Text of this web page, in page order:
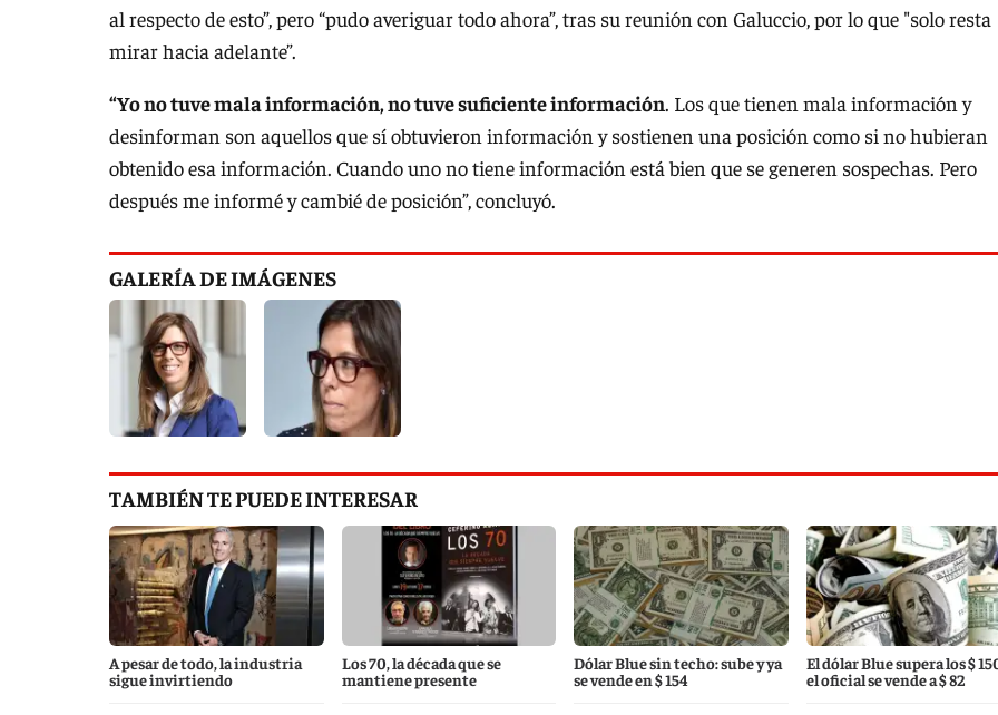
al respecto de esto”, pero “pudo averiguar todo ahora”, tras su reunión con Galuccio, por lo que "solo resta
mirar hacia adelante”.
“Yo no tuve mala información, no tuve suficiente información. Los que tienen mala información y
desinforman son aquellos que sí obtuvieron información y sostienen una posición como si no hubieran
obtenido esa información. Cuando uno no tiene información está bien que se generen sospechas. Pero
después me informé y cambié de posición”, concluyó.
GALERÍA DE IMÁGENES
TAMBIÉN TE PUEDE INTERESAR
A pesar de todo, la industria
sigue invirtiendo
Los 70, la década que se
mantiene presente
Dólar Blue sin techo: sube y ya
se vende en $ 154
El dólar Blue supera los $
el oficial se vende a $ 82